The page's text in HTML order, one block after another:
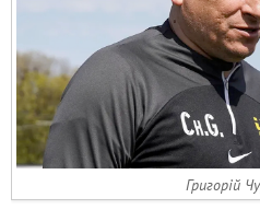
Григорій